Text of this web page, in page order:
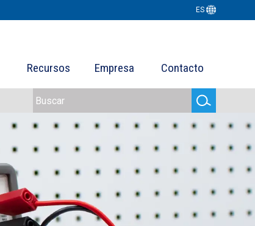
ES
Recursos Empresa Contacto